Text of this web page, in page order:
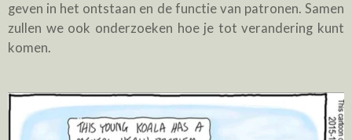
geven in het ontstaan en de functie van patronen. Samen
zullen we ook onderzoeken hoe je tot verandering kunt
komen.